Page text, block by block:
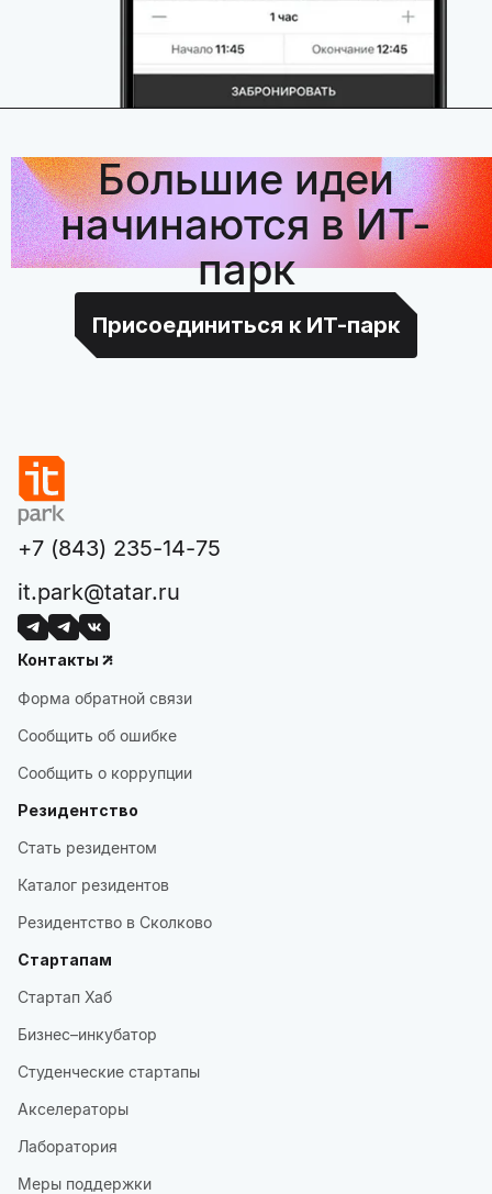
Большие идеи
начинаются в ИТ-
парк
Присоединиться к ИТ-парк
+7 (843) 235-14-75
it.park@tatar.ru
Контакты
Форма обратной связи
Сообщить об ошибке
Сообщить о коррупции
Резидентство
Стать резидентом
Каталог резидентов
Резидентство в Сколково
Стартапам
Стартап Хаб
Бизнес–инкубатор
Студенческие стартапы
Акселераторы
Лаборатория
Меры поддержки